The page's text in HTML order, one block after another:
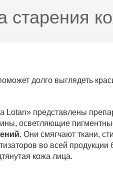
старения
долго выглядеть
Lotan» представлены
осветляющие
. Они смягчают ткани,
во всей
кожа лица.